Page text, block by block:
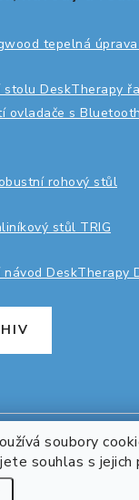
soubory
souhlas s jejich
tepelná
stolu DeskTherapy
ovladače s Bluetooth
rohový stůl
stůl TRIG
návod DeskTherapy
2026Pracuj zdravě